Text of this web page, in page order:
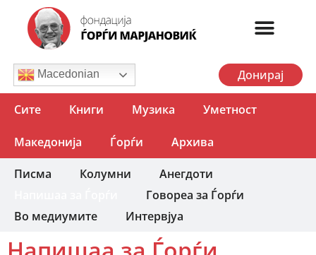
Macedonian Донирај
Сите Книги Музика Уметност
Македонија Ѓорѓи Архива
Писма Колумни
Анегдоти
Говореа за Ѓорѓи
Во медиумите
Интервјуа